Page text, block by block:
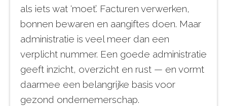
als iets wat ‘moet’. Facturen verwerken,
bonnen bewaren en aangiftes doen. Maar
administratie is veel meer dan een
verplicht nummer. Een goede administratie
geeft inzicht, overzicht en rust — en vormt
daarmee een belangrijke basis voor
gezond ondernemerschap.